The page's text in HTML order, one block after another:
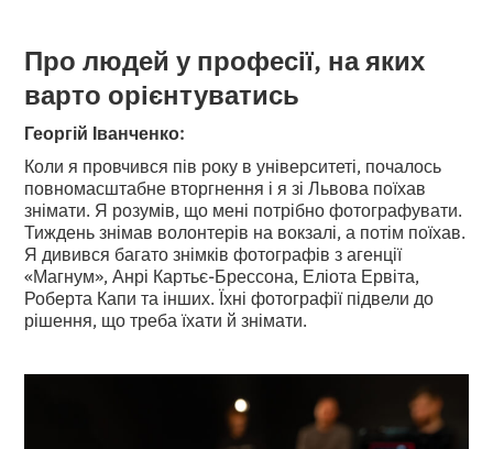
Про людей у професії, на яких
варто орієнтуватись
Георгій Іванченко:
Коли я провчився пів року в університеті, почалось
повномасштабне вторгнення і я зі Львова поїхав
знімати. Я розумів, що мені потрібно фотографувати.
Тиждень знімав волонтерів на вокзалі, а потім поїхав.
Я дивився багато знімків фотографів з агенції
«Магнум», Анрі Картьє-Брессона, Еліота Ервіта,
Роберта Капи та інших. Їхні фотографії підвели до
рішення, що треба їхати й знімати.